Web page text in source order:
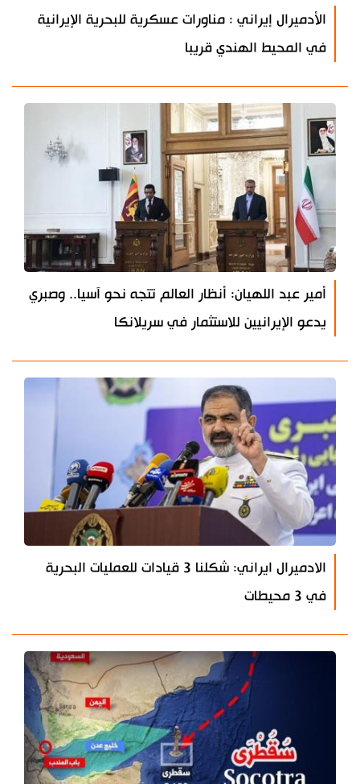
الأدميرال إيراني : مناورات عسكرية للبحرية الإيرانية
في المحيط الهندي قريبا
أمير عبد اللهيان: أنظار العالم تتجه نحو آسيا.. وصبري
يدعو الإيرانيين للاستثمار في سريلانكا
الادميرال ايراني: شكلنا 3 قيادات للعمليات البحرية
في 3 محيطات